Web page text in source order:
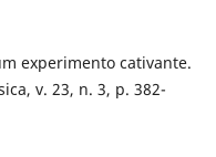
experimento cativante.
v. 23, n. 3, p. 382-